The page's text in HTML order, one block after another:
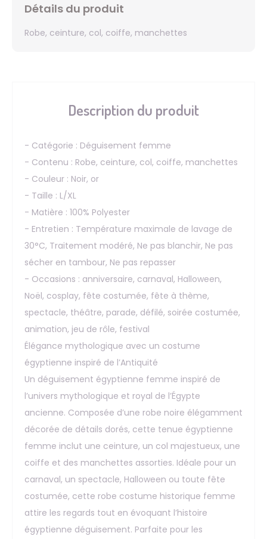
Détails du produit
Robe, ceinture, col, coiffe, manchettes
Description du produit
- Catégorie : Déguisement femme
- Contenu : Robe, ceinture, col, coiffe, manchettes
- Couleur : Noir, or
- Taille : L/XL
- Matière : 100% Polyester
- Entretien : Température maximale de lavage de
30°C, Traitement modéré, Ne pas blanchir, Ne pas
sécher en tambour, Ne pas repasser
- Occasions : anniversaire, carnaval, Halloween,
Noël, cosplay, fête costumée, fête à thème,
spectacle, théâtre, parade, défilé, soirée costumée,
animation, jeu de rôle, festival
Élégance mythologique avec un costume
égyptienne inspiré de l’Antiquité
Un déguisement égyptienne femme inspiré de
l’univers mythologique et royal de l’Égypte
ancienne. Composée d’une robe noire élégamment
décorée de détails dorés, cette tenue égyptienne
femme inclut une ceinture, un col majestueux, une
coiffe et des manchettes assorties. Idéale pour un
carnaval, un spectacle, Halloween ou toute fête
costumée, cette robe costume historique femme
attire les regards tout en évoquant l’histoire
égyptienne déguisement. Parfaite pour les